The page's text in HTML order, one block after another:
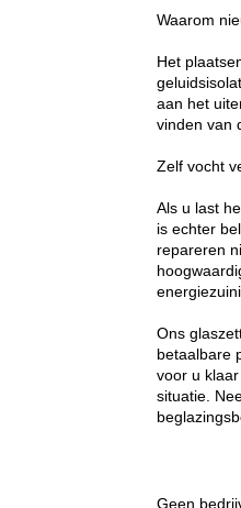
Waarom
Het
aan het
vinden van
Zelf vocht
Als u last
is echter
repareren
Ons
betaalbare
voor u
situatie.
Geen